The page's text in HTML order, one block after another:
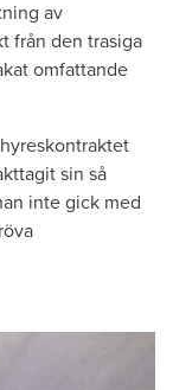
av
från den trasiga
omfattande
sin så
inte gick med